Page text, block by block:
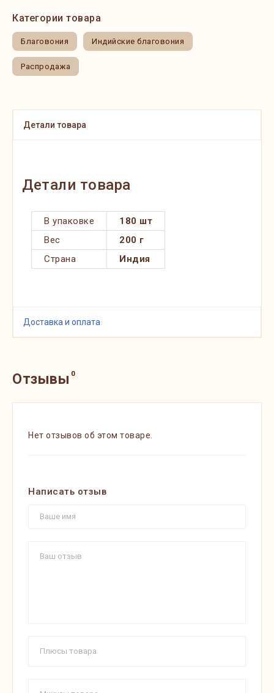
Категории товара
Благовония Индийские благовония
Распродажа
Детали товара
Детали товара
В упаковке
180 шт
Вес
200 г
Страна
Индия
Доставка и оплата
Отзывы 0
Нет отзывов об этом товаре.
Написать отзыв